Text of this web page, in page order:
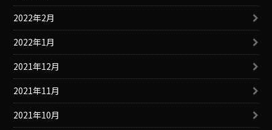
2022年2月
2022年1月
2021年12月
2021年11月
2021年10月